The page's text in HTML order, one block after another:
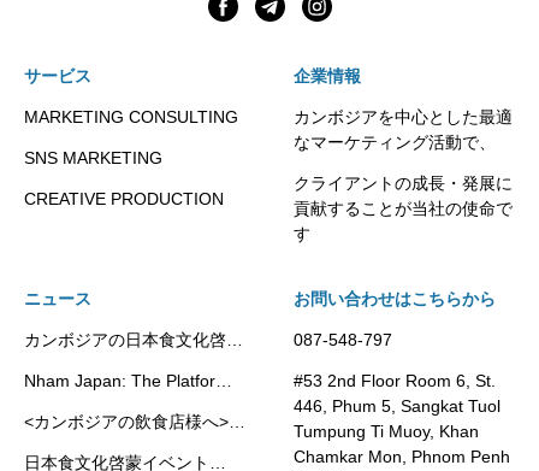
サービス
MARKETING CONSULTING
SNS MARKETING
CREATIVE PRODUCTION
企業情報
カンボジアを中心とした最適
なマーケティング活動で、
クライアントの成長・発展に
貢献することが当社の使命で
す
ニュース
カンボジアの日本食文化啓蒙
Japan”
Nham Japan: The Platform
Culture in Cambodia
<カンボジアの飲食店様へ>
日本食文化啓蒙イベント
お問い合わせはこちらから
087-548-797
#53 2nd Floor Room 6, St.
446, Phum 5, Sangkat Tuol
Tumpung Ti Muoy, Khan
Chamkar Mon, Phnom Penh